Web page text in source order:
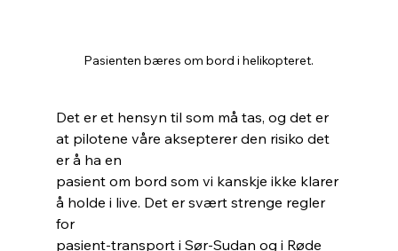
Pasienten bæres om bord i helikopteret.
Det er et hensyn til som må tas, og det er
at pilotene våre aksepterer den risiko det
er å ha en
pasient om bord som vi kanskje ikke klarer
å holde i live. Det er svært strenge regler
for
pasient-transport i Sør-Sudan og i Røde